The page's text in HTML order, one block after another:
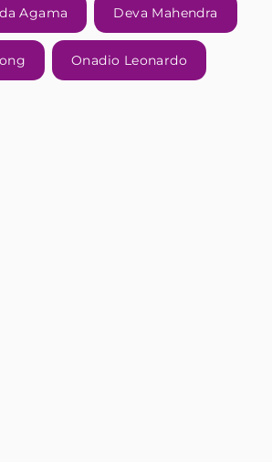
Agama Deva Mahendra
Onadio Leonardo